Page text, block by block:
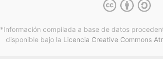
*Información compilada a base de datos
disponible bajo la Licencia Creative Commons